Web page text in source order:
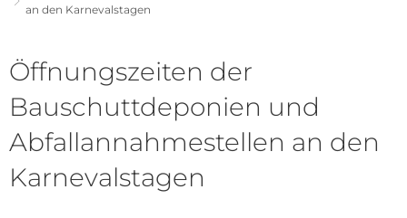
an den Karnevalstagen
Öffnungszeiten der
Bauschuttdeponien und
Abfallannahmestellen an den
Karnevalstagen